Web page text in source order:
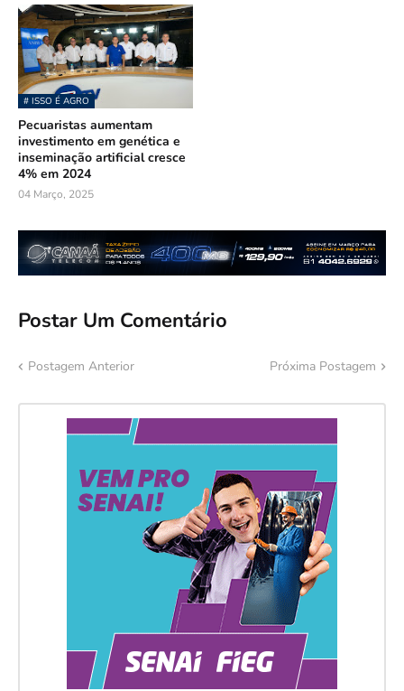
# ISSO É AGRO
Pecuaristas aumentam
investimento em genética e
inseminação artificial cresce
4% em 2024
04 Março, 2025
Postar Um Comentário
Postagem Anterior Próxima Postagem